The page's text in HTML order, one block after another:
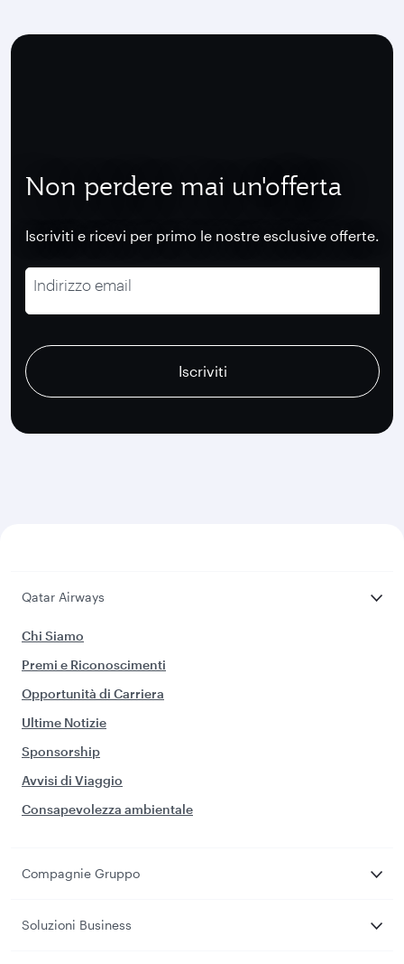
Non perdere mai un'offerta
Iscriviti e ricevi per primo le nostre esclusive offerte.
Indirizzo email
Iscriviti
Qatar Airways
Chi Siamo
Premi e Riconoscimenti
Opportunità di Carriera
Ultime Notizie
Sponsorship
Avvisi di Viaggio
Consapevolezza ambientale
Compagnie Gruppo
Soluzioni Business